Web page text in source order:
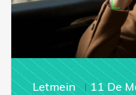
Letmein 11 De